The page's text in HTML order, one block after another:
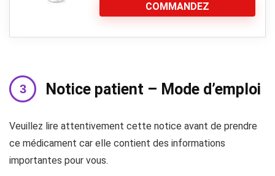
COMMANDEZ
Notice patient – Mode d’emploi
Veuillez lire attentivement cette notice avant de prendre
ce médicament car elle contient des informations
importantes pour vous.